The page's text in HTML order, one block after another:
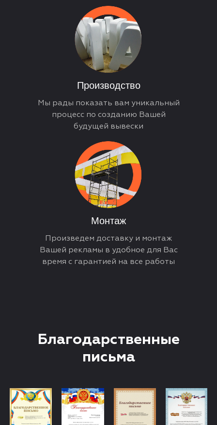
Мы рады показать вам уникальный
процесс по созданию Вашей
будущей вывески
Производство
Произведем доставку и монтаж
Вашей рекламы в удобное для Вас
время с гарантией на все работы
Монтаж
Благодарственные
письма